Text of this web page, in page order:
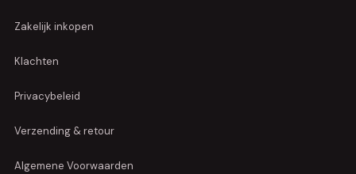
Zakelijk inkopen
Klachten
Privacybeleid
Verzending & retour
Algemene Voorwaarden